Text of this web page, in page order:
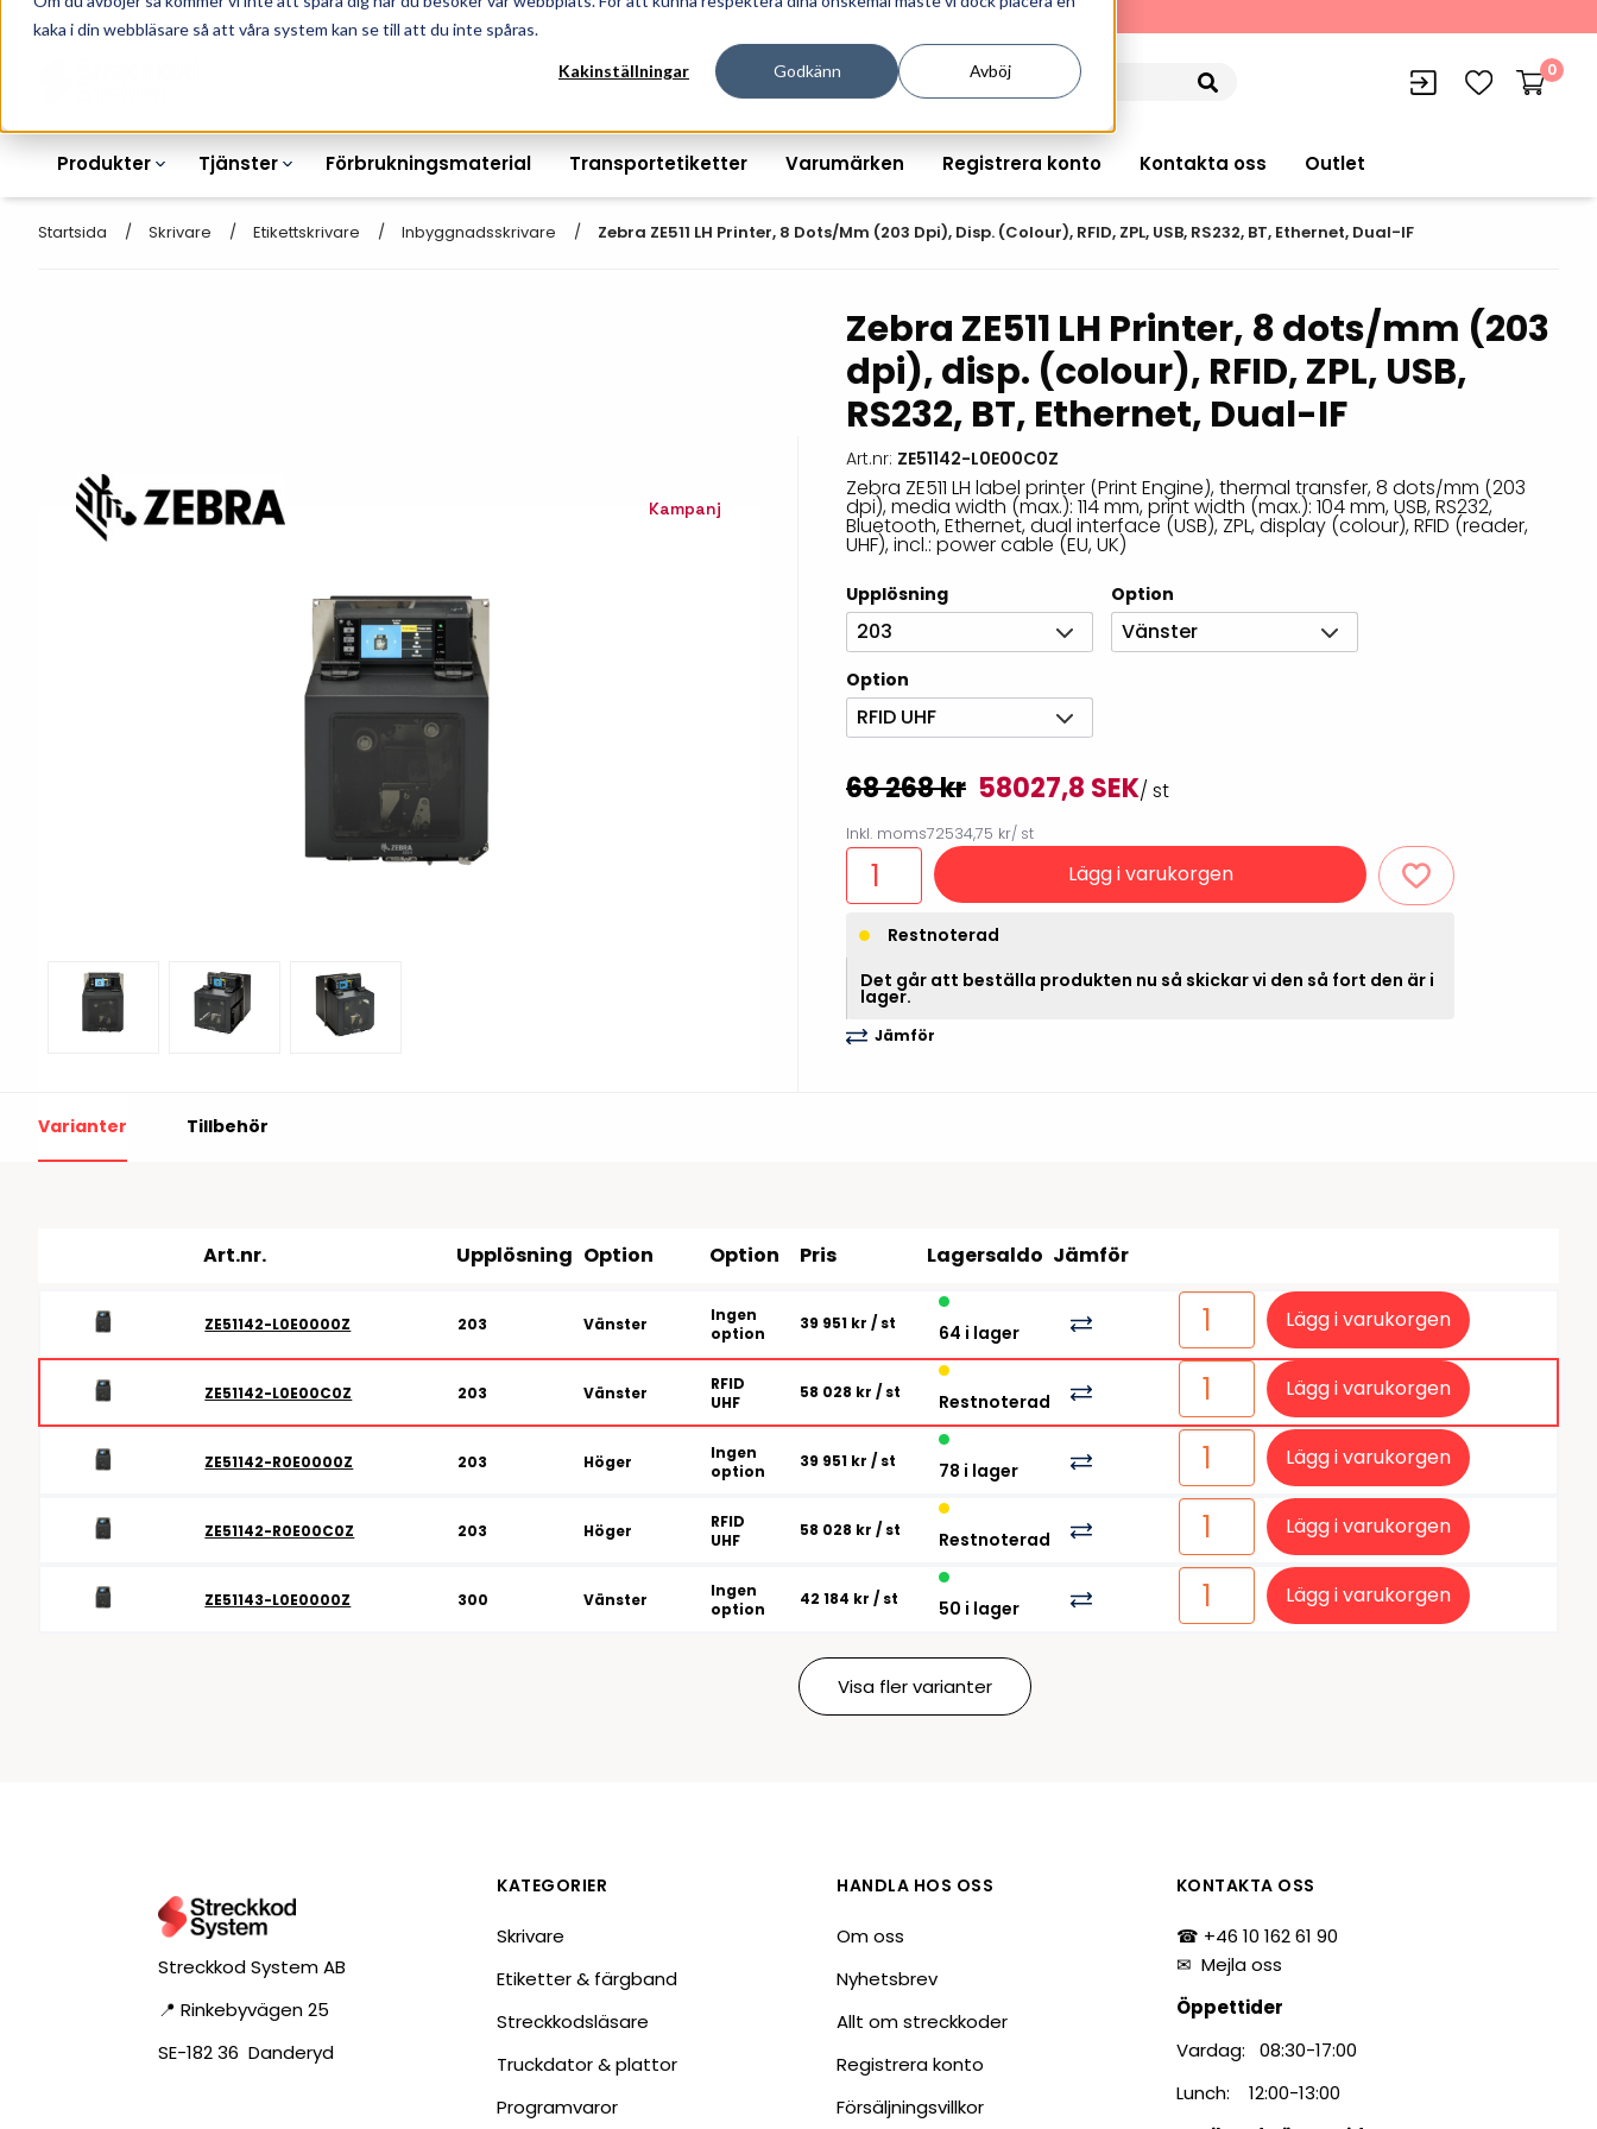
kaka i din webbläsare så att våra system kan se till att du inte spåras.
Kakinställningar Godkänn Avböj
010-162 61 90 Lösningar för professionell informationshantering och märkning
0
Produkter
Industriella
bläckstråleskrivare
Print & Apply
Förbrukning
bläckstråleskrivare
Varningsetiketter
Handhållna streckkodsläsare
Bordsstreckkodsläsare
Streckkodsverifierare
Tillbehör streckkodsläsare
Handdatorer
Tablets
Wearable Computers
Tillbehör handdatorer
Tillbehör tablets
Truckdatorer
Ruggade plattor
Pekskärmar
RFID Etiketter
Fasta RFID Läsare
RFID Streckkodsläsare
NB-serien
Mobile Device Management
Outlet-handdatorer
Outlet-skrivare
Outlet-
WMSIQ: Lagersystem
Tjänster
Hyllkantsmärkning
Plastlister för hyllkanter
Räkna ut EAN kontrollsiffran
Order offertförfrågan
streckkodsoriginal
VISITIQ: Besökssystem
WMSIQ: Lagersystem (WMS)
Lager och logistikprogram
Utlåning hyra och
inventering
Förbrukningsmaterial Transportetiketter Varumärken Registrera konto Kontakta oss Outlet
Startsida Skrivare Etikettskrivare Inbyggnadsskrivare Zebra ZE511 LH Printer, 8 Dots/mm (203 Dpi), Disp. (colour), RFID, ZPL, USB, RS232, BT, Ethernet, Dual-IF
Kampanj
Zebra ZE511 LH Printer, 8 dots/mm (203
dpi), disp. (colour), RFID, ZPL, USB,
RS232, BT, Ethernet, Dual-IF
Art.nr: ZE51142-L0E00C0Z
Zebra ZE511 LH label printer (Print Engine), thermal transfer, 8 dots/mm (203
dpi), media width (max.): 114 mm, print width (max.): 104 mm, USB, RS232,
Bluetooth, Ethernet, dual interface (USB), ZPL, display (colour), RFID (reader,
UHF), incl.: power cable (EU, UK)
Upplösning
203
Option
Vänster
Option
RFID UHF
68 268 kr 58027,8 SEK/ st
Inkl. moms72534,75 kr/ st
Lägg i varukorgen
Restnoterad
Det går att beställa produkten nu så skickar vi den så fort den är i
lager.
Jämför
Varianter Tillbehör
Art.nr. Upplösning Option Option Pris Lagersaldo Jämför
ZE51142-L0E0000Z 203 Vänster
Ingen
option
39 951 kr / st 64 i lager Lägg i varukorgen
ZE51142-L0E00C0Z 203 Vänster
RFID
UHF
58 028 kr / st Restnoterad Lägg i varukorgen
ZE51142-R0E0000Z 203 Höger
Ingen
option
39 951 kr / st 78 i lager Lägg i varukorgen
ZE51142-R0E00C0Z 203 Höger
RFID
UHF
58 028 kr / st Restnoterad Lägg i varukorgen
ZE51143-L0E0000Z 300 Vänster
Ingen
option
42 184 kr / st 50 i lager Lägg i varukorgen
Visa fler varianter
Streckkod System AB
📍 Rinkebyvägen 25
SE-182 36 Danderyd
KATEGORIER
Skrivare
Etiketter & färgband
Streckkodsläsare
Truckdator & plattor
Programvaror
HANDLA HOS OSS
Om oss
Nyhetsbrev
Allt om streckkoder
Registrera konto
Försäljningsvillkor
KONTAKTA OSS
☎ +46 10 162 61 90
✉ Mejla oss
Öppettider
Vardag: 08:30-17:00
Lunch: 12:00-13:00